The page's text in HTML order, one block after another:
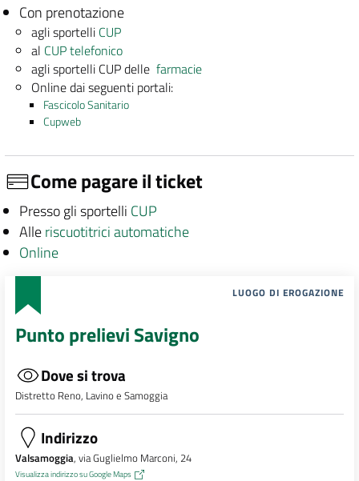
Con prenotazione
agli sportelli CUP
al CUP telefonico
agli sportelli CUP dellefarmacie
Online dai seguenti portali:
Fascicolo Sanitario
Cupweb
Come pagare il ticket
Presso gli sportelli CUP
Alleriscuotitrici automatiche
Online
LUOGO DI EROGAZIONE
Punto prelievi Savigno
Dove si trova
Distretto Reno, Lavino e Samoggia
Indirizzo
Valsamoggia, via Guglielmo Marconi, 24
Visualizza indirizzo su Google Maps